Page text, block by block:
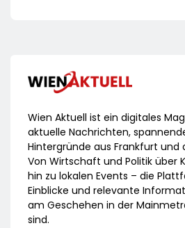
Wien Aktuell ist ein digitales
aktuelle Nachrichten,
Hintergründe aus Frankfurt und
Von Wirtschaft und Politik über
hin zu lokalen Events – die
Einblicke und relevante
am Geschehen in der
sind.